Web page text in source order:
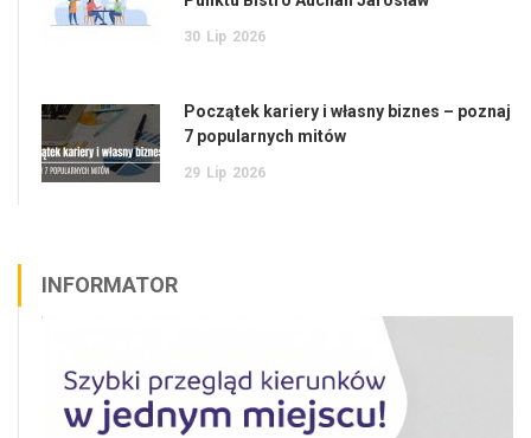
30 Lip 2026
Początek kariery i własny biznes – poznaj
7 popularnych mitów
29 Lip 2026
INFORMATOR